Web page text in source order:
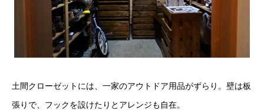
土間クローゼットには、一家のアウトドア用品がずらり。壁は板
張りで、フックを設けたりとアレンジも自在。